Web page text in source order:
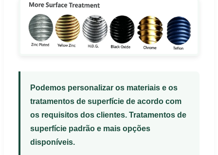
Podemos personalizar os materiais e os
tratamentos de superfície de acordo com
os requisitos dos clientes. Tratamentos de
superfície padrão e mais opções
disponíveis.